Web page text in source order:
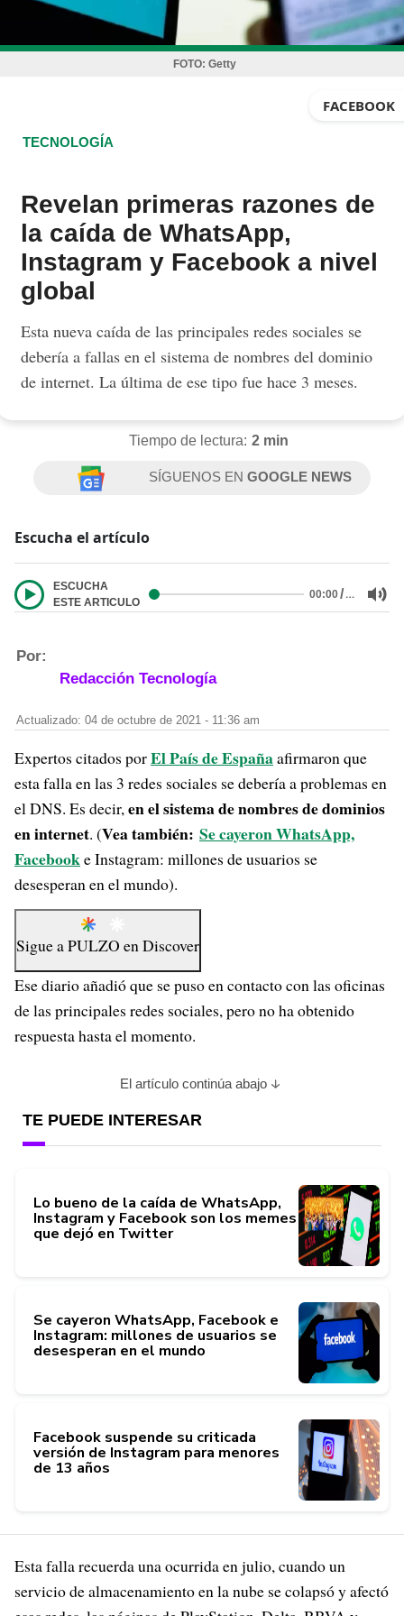
FOTO: Getty
FACEBOOK
TECNOLOGÍA
Revelan primeras razones de
la caída de WhatsApp,
Instagram y Facebook a nivel
global
Esta nueva caída de las principales redes sociales se
debería a fallas en el sistema de nombres del dominio
de internet. La última de ese tipo fue hace 3 meses.
Tiempo de lectura: 2 min
SÍGUENOS ENGOOGLE NEWS
Escucha el artículo
ESCUCHA
ESTE ARTICULO
00:00/…
Por:
Redacción Tecnología
Actualizado: 04 de octubre de 2021 - 11:36 am
Expertos citados porEl País de Españaafirmaron que
esta falla en las 3 redes sociales se debería a problemas en
el DNS. Es decir,en el sistema de nombres de dominios
en internet. (Vea también: Se cayeron WhatsApp,
Facebooke Instagram: millones de usuarios se
desesperan en el mundo).
Sigue aPULZO enDiscover
Ese diario añadió que se puso en contacto con las oficinas
de las principales redes sociales, pero no ha obtenido
respuesta hasta el momento.
El artículo continúa abajo
TE PUEDE INTERESAR
Lo bueno de la caída de WhatsApp,
Instagram y Facebook son los memes
que dejó en Twitter
Se cayeron WhatsApp, Facebook e
Instagram: millones de usuarios se
desesperan en el mundo
Facebook suspende su criticada
versión de Instagram para menores
de 13 años
Esta falla recuerda una ocurrida en julio, cuando un
servicio de almacenamiento en la nube se colapsó y afectó